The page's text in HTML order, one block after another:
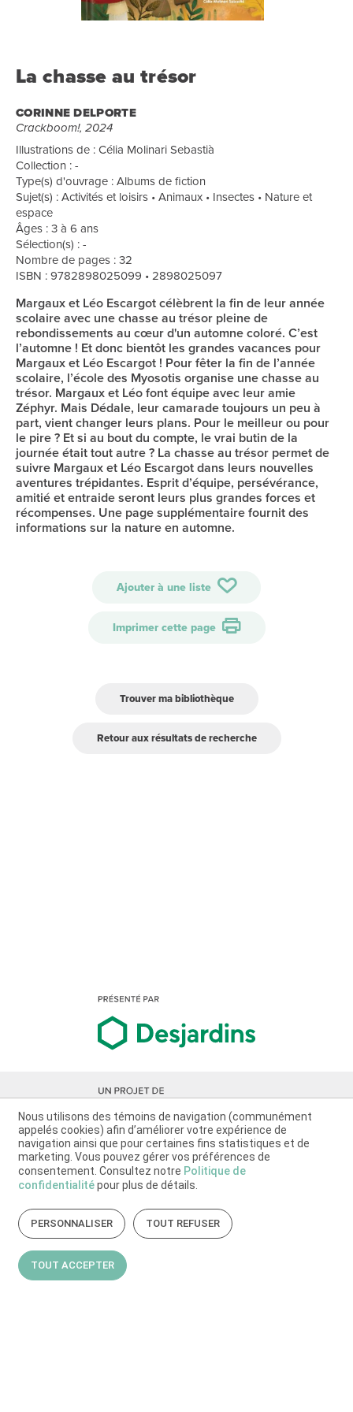
La chasse au trésor
CORINNE DELPORTE
Crackboom!, 2024
Illustrations de : Célia Molinari Sebastià
Collection : -
Type(s) d'ouvrage : Albums de fiction
Sujet(s) : Activités et loisirs • Animaux • Insectes • Nature et
espace
Âges : 3 à 6 ans
Sélection(s) : -
Nombre de pages : 32
ISBN : 9782898025099 • 2898025097
Margaux et Léo Escargot célèbrent la fin de leur année
scolaire avec une chasse au trésor pleine de
rebondissements au cœur d'un automne coloré. C’est
l’automne ! Et donc bientôt les grandes vacances pour
Margaux et Léo Escargot ! Pour fêter la fin de l’année
scolaire, l’école des Myosotis organise une chasse au
trésor. Margaux et Léo font équipe avec leur amie
Zéphyr. Mais Dédale, leur camarade toujours un peu à
part, vient changer leurs plans. Pour le meilleur ou pour
le pire ? Et si au bout du compte, le vrai butin de la
journée était tout autre ? La chasse au trésor permet de
suivre Margaux et Léo Escargot dans leurs nouvelles
aventures trépidantes. Esprit d’équipe, persévérance,
amitié et entraide seront leurs plus grandes forces et
récompenses. Une page supplémentaire fournit des
informations sur la nature en automne.
Ajouter à une liste
Imprimer cette page
Trouver ma bibliothèque
Retour aux résultats de recherche
Nous utilisons des témoins de navigation (communément
appelés cookies) afin d’améliorer votre expérience de
navigation ainsi que pour certaines fins statistiques et de
marketing. Vous pouvez gérer vos préférences de
consentement. Consultez notre Politique de
confidentialitépour plus de détails.
PERSONNALISER TOUT REFUSER
TOUT ACCEPTER